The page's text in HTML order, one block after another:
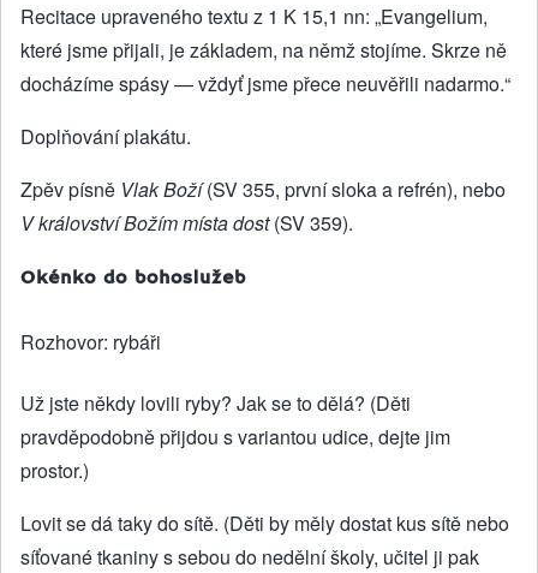
Recitace upraveného textu z 1 K 15,1 nn: „Evangelium,
které jsme přijali, je základem, na němž stojíme. Skrze ně
docházíme spásy — vždyť jsme přece neuvěřili nadarmo.“
Doplňování plakátu.
Zpěv písně Vlak Boží(SV 355, první sloka a refrén), nebo
V království Božím místa dost(SV 359).
Okénko do bohoslužeb
Rozhovor: rybáři
Už jste někdy lovili ryby? Jak se to dělá? (Děti
pravděpodobně přijdou s variantou udice, dejte jim
prostor.)
Lovit se dá taky do sítě. (Děti by měly dostat kus sítě nebo
síťované tkaniny s sebou do nedělní školy, učitel ji pak